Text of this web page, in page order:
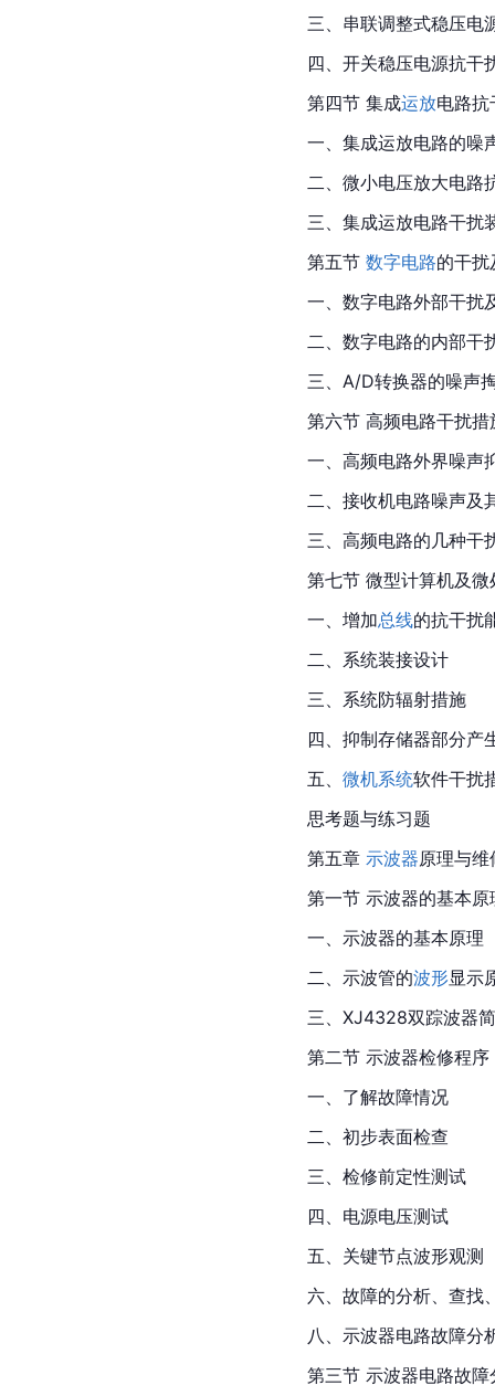
三、串联调整式稳压电
四、开关稳压电源抗干
第四节 集成运放电路抗
一、集成运放电路的噪
二、微小电压放大电路
三、集成运放电路干扰
第五节 数字电路的干扰
一、数字电路外部干扰
二、数字电路的内部干
三、A/D转换器的噪声
第六节 高频电路干扰措
一、高频电路外界噪声
二、接收机电路噪声及
三、高频电路的几种干
第七节 微型计算机及
一、增加总线的抗干扰
二、系统装接设计
三、系统防辐射措施
四、抑制存储器部分产
五、 微机系统软件干扰
思考题与练习题
第五章 示波器原理与维
第一节 示波器的基本原
一、示波器的基本原理
二、示波管的波形显示
三、XJ4328双踪波器
第二节 示波器检修程序
一、了解故障情况
二、初步表面检查
三、检修前定性测试
四、电源电压测试
五、关键节点波形观测
六、故障的分析、查找
八、示波器电路故障分
第三节 示波器电路故障